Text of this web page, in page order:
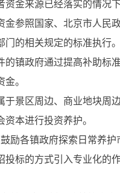
资金来源已经落实的情况下
金参照国家、北京市人民
门的相关规定的标准执行。
的镇政府通过提高补助标
。
于景区周边、商业地块周
资本进行投资养护。
励各镇政府探索日常养护
投标的方式引入专业化的